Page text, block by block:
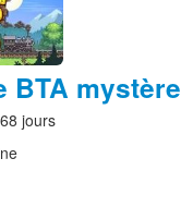
BTA mystère
jours